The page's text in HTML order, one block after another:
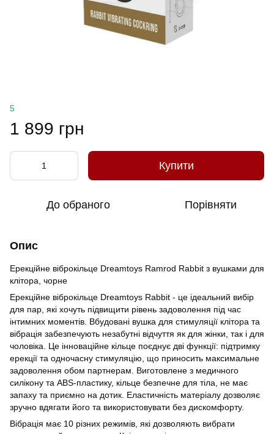
5
1 899 грн
Купити
До обраного Порівняти
Опис
Ерекційне віброкільце Dreamtoys Ramrod Rabbit з вушками для
клітора, чорне
Ерекційне віброкільце Dreamtoys Rabbit - це ідеальний вибір
для пар, які хочуть підвищити рівень задоволення під час
інтимних моментів. Вбудовані вушка для стимуляції клітора та
вібрація забезпечують незабутні відчуття як для жінки, так і для
чоловіка. Це інноваційне кільце поєднує дві функції: підтримку
ерекції та одночасну стимуляцію, що приносить максимальне
задоволення обом партнерам. Виготовлене з медичного
силікону та ABS-пластику, кільце безпечне для тіла, не має
запаху та приємно на дотик. Еластичність матеріалу дозволяє
зручно вдягати його та використовувати без дискомфорту.
Вібрація має 10 різних режимів, які дозволяють вибрати